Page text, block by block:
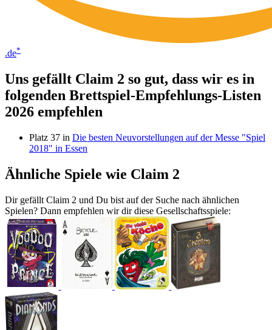
.de*
Uns gefällt Claim 2 so gut, dass wir es in
folgenden Brettspiel-Empfehlungs-Listen
2026 empfehlen
Platz 37 in Die besten Neuvorstellungen auf der Messe "Spiel
2018" in Essen
Ähnliche Spiele wie Claim 2
Dir gefällt Claim 2 und Du bist auf der Suche nach ähnlichen
Spielen? Dann empfehlen wir dir diese Gesellschaftsspiele: